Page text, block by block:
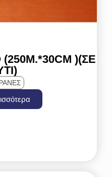
)(ΣΕ